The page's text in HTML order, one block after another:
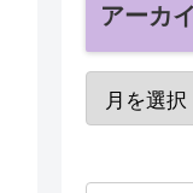
アーカ